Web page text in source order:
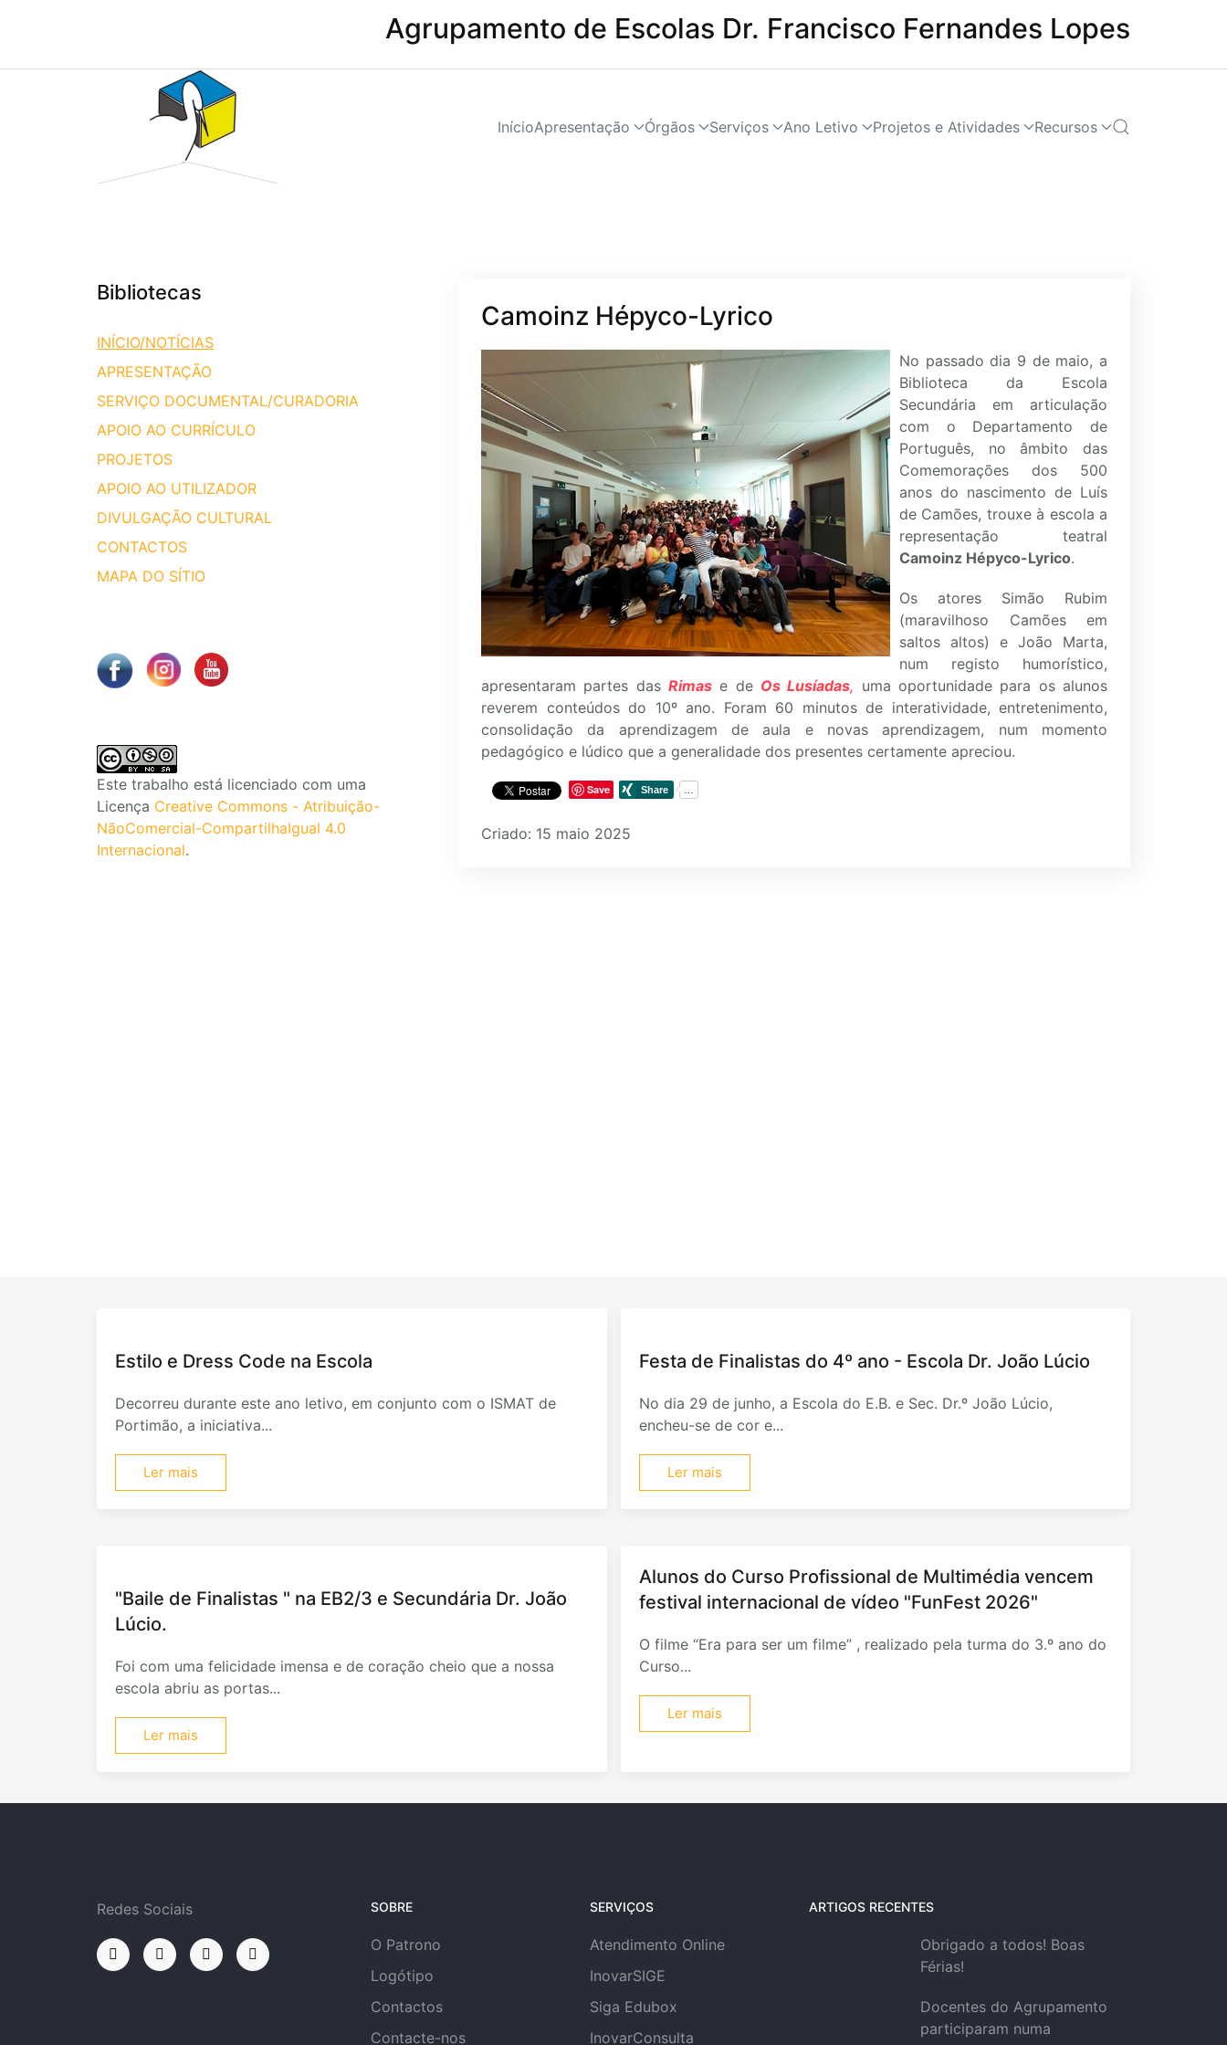
Agrupamento de Escolas Dr. Francisco Fernandes Lopes
InícioApresentação Órgãos Serviços Ano Letivo Projetos e Atividades Recursos
Bibliotecas
INÍCIO/NOTÍCIAS
APRESENTAÇÃO
SERVIÇO DOCUMENTAL/CURADORIA
APOIO AO CURRÍCULO
PROJETOS
APOIO AO UTILIZADOR
DIVULGAÇÃO CULTURAL
CONTACTOS
MAPA DO SÍTIO
Este trabalho está licenciado com uma
Licença Creative Commons - Atribuição-
NãoComercial-CompartilhaIgual 4.0
Internacional.
Camoinz Hépyco-Lyrico
No passado dia 9 de maio, a
Biblioteca da Escola
Secundária em articulação
com o Departamento de
Português, no âmbito das
Comemorações dos 500
anos do nascimento de Luís
de Camões, trouxe à escola a
representação teatral
Camoinz Hépyco-Lyrico.
Os atores Simão Rubim
(maravilhoso Camões em
saltos altos) e João Marta,
num registo humorístico,
apresentaram partes das Rimas e de Os Lusíadas, uma oportunidade para os alunos
reverem conteúdos do 10º ano. Foram 60 minutos de interatividade, entretenimento,
consolidação da aprendizagem de aula e novas aprendizagem, num momento
pedagógico e lúdico que a generalidade dos presentes certamente apreciou.
Save
Criado: 15 maio 2025
Estilo e Dress Code na Escola
Decorreu durante este ano letivo, em conjunto com o ISMAT de
Portimão, a iniciativa...
Ler mais
Festa de Finalistas do 4º ano - Escola Dr. João Lúcio
No dia 29 de junho, a Escola do E.B. e Sec. Dr.º João Lúcio,
encheu-se de cor e...
Ler mais
"Baile de Finalistas " na EB2/3 e Secundária Dr. João
Lúcio.
Foi com uma felicidade imensa e de coração cheio que a nossa
escola abriu as portas...
Ler mais
Alunos do Curso Profissional de Multimédia vencem
festival internacional de vídeo "FunFest 2026"
O filme “Era para ser um filme” , realizado pela turma do 3.º ano do
Curso...
Ler mais
Redes Sociais SOBRE
O Patrono
Logótipo
Contactos
Contacte-nos
SERVIÇOS
Atendimento Online
InovarSIGE
Siga Edubox
InovarConsulta
ARTIGOS RECENTES
Obrigado a todos! Boas
Férias!
Docentes do Agrupamento
participaram numa